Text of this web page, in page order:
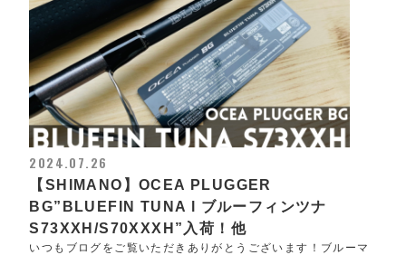
2024.07.26
【SHIMANO】OCEA PLUGGER
BG”BLUEFIN TUNA l ブルーフィンツナ
S73XXH/S70XXXH”入荷！他
いつもブログをご覧いただきありがとうございます！ブルーマ